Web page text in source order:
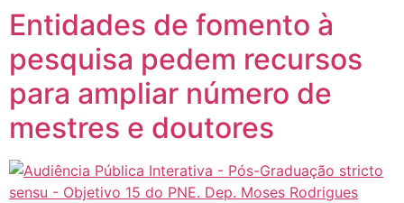
Entidades de fomento à
pesquisa pedem recursos
para ampliar número de
mestres e doutores